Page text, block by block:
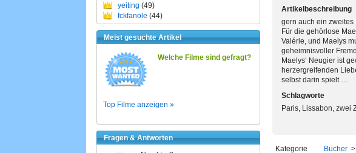
yeiting (49)
fckfanole (44)
Meist gesuchte Artikel
Welche Filme sind gefragt?
Top Filme anzeigen »
Fragen & Antworten
Artikelbeschreibung
gern auch ein
Für die gehörlose
Valérie, und Maelys
geheimnisvoller
Maelys‘ Neugier ist
herzergreifenden
selbst darin spielt …
Schlagworte
Paris, Lissabon, zwei
Kategorie Bücher >